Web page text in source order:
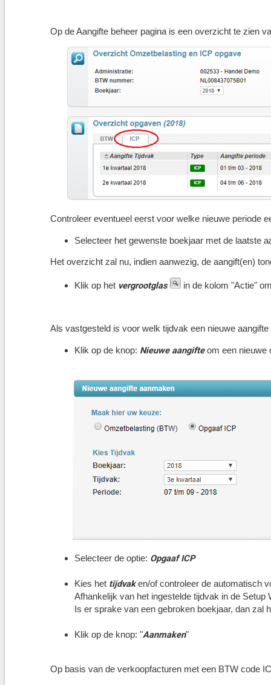
Op de Aangifte beheer pagina is een overzicht te zien
Controleer eventueel eerst voor welke nieuwe periode
Selecteer het gewenste boekjaar met de laatste
Het overzicht zal nu, indien aanwezig, de aangift(en)
Klik op het vergrootglas in de kolom "Actie"
Als vastgesteld is voor welk tijdvak een nieuwe
Klik op de knop: Nieuwe aangifte om een nieuwe
Selecteer de optie: Opgaaf ICP
Kies het tijdvaken/of controleer de automatisch
Afhankelijk van het ingestelde tijdvak in de
Is er sprake van een gebroken boekjaar, dan
Klik op de knop: "Aanmaken"
Op basis van de verkoopfacturen met een BTW code